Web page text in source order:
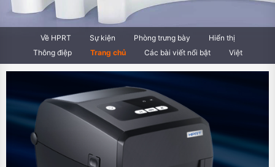
Về HPRT Sự kiện Phòng trưng bày
Hiển thị
Thông điệp
Trang chủ Các bài viết nổi bật Việt